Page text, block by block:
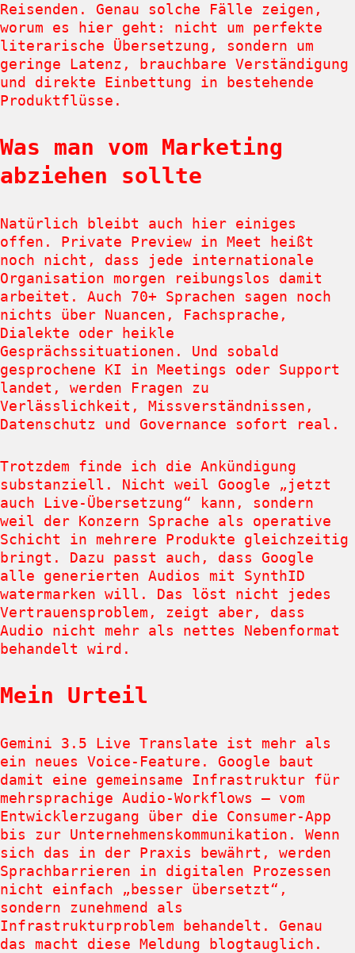
Reisenden. Genau solche Fälle zeigen,
worum es hier geht: nicht um perfekte
literarische Übersetzung, sondern um
geringe Latenz, brauchbare Verständigung
und direkte Einbettung in bestehende
Produktflüsse.
Was man vom Marketing
abziehen sollte
Natürlich bleibt auch hier einiges
offen. Private Preview in Meet heißt
noch nicht, dass jede internationale
Organisation morgen reibungslos damit
arbeitet. Auch 70+ Sprachen sagen noch
nichts über Nuancen, Fachsprache,
Dialekte oder heikle
Gesprächssituationen. Und sobald
gesprochene KI in Meetings oder Support
landet, werden Fragen zu
Verlässlichkeit, Missverständnissen,
Datenschutz und Governance sofort real.
Trotzdem finde ich die Ankündigung
substanziell. Nicht weil Google „jetzt
auch Live-Übersetzung“ kann, sondern
weil der Konzern Sprache als operative
Schicht in mehrere Produkte gleichzeitig
bringt. Dazu passt auch, dass Google
alle generierten Audios mit SynthID
watermarken will. Das löst nicht jedes
Vertrauensproblem, zeigt aber, dass
Audio nicht mehr als nettes Nebenformat
behandelt wird.
Mein Urteil
Gemini 3.5 Live Translate ist mehr als
ein neues Voice-Feature. Google baut
damit eine gemeinsame Infrastruktur für
mehrsprachige Audio-Workflows – vom
Entwicklerzugang über die Consumer-App
bis zur Unternehmenskommunikation. Wenn
sich das in der Praxis bewährt, werden
Sprachbarrieren in digitalen Prozessen
nicht einfach „besser übersetzt“,
sondern zunehmend als
Infrastrukturproblem behandelt. Genau
das macht diese Meldung blogtauglich.